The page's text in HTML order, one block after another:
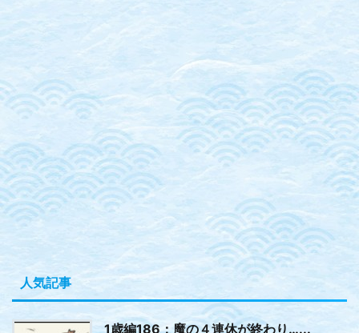
人気記事
1歳編186：魔の４連休が終わり…...